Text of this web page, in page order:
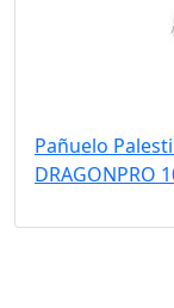
Pañuelo
DRAGONPRO